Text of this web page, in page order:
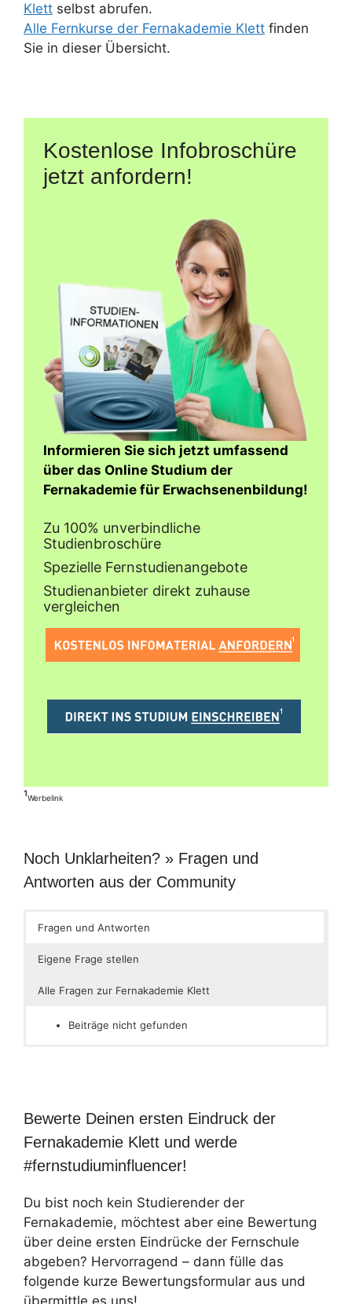
Klett selbst abrufen.
Alle Fernkurse der Fernakademie Klett finden
Sie in dieser Übersicht.
Kostenlose Infobroschüre
jetzt anfordern!
Informieren Sie sich jetzt umfassend
über das Online Studium der
Fernakademie für Erwachsenenbildung!
Zu 100% unverbindliche
Studienbroschüre
Spezielle Fernstudienangebote
Studienanbieter direkt zuhause
vergleichen
¹Werbelink
Noch Unklarheiten? » Fragen und
Antworten aus der Community
Fragen und Antworten
Eigene Frage stellen
Alle Fragen zur Fernakademie Klett
Beiträge nicht gefunden
Bewerte Deinen ersten Eindruck der
Fernakademie Klett und werde
#fernstudiuminfluencer!
Du bist noch kein Studierender der
Fernakademie, möchtest aber eine Bewertung
über deine ersten Eindrücke der Fernschule
abgeben? Hervorragend – dann fülle das
folgende kurze Bewertungsformular aus und
übermittle es uns!